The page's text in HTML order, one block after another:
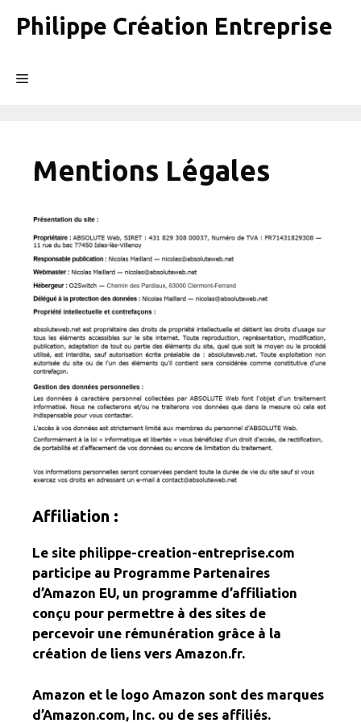
Philippe Création Entreprise
Menu
Mentions Légales
Affiliation :
Le site philippe-creation-entreprise.com
participe au Programme Partenaires
d’Amazon EU, un programme d’affiliation
conçu pour permettre à des sites de
percevoir une rémunération grâce à la
création de liens vers Amazon.fr.
Amazon et le logo Amazon sont des marques
d’Amazon.com, Inc. ou de ses affiliés.